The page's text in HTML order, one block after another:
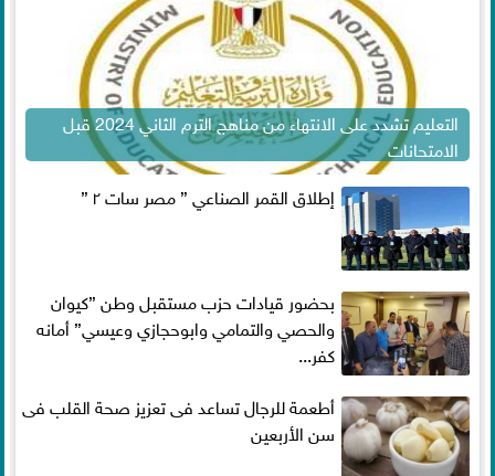
التعليم تشدد على الانتهاء من مناهج الترم الثاني 2024 قبل
الامتحانات
إطلاق القمر الصناعي ” مصر سات ٢ ”
بحضور قيادات حزب مستقبل وطن ”كيوان
والحصي والتمامي وابوحجازي وعيسي” أمانه
كفر...
أطعمة للرجال تساعد فى تعزيز صحة القلب فى
سن الأربعين